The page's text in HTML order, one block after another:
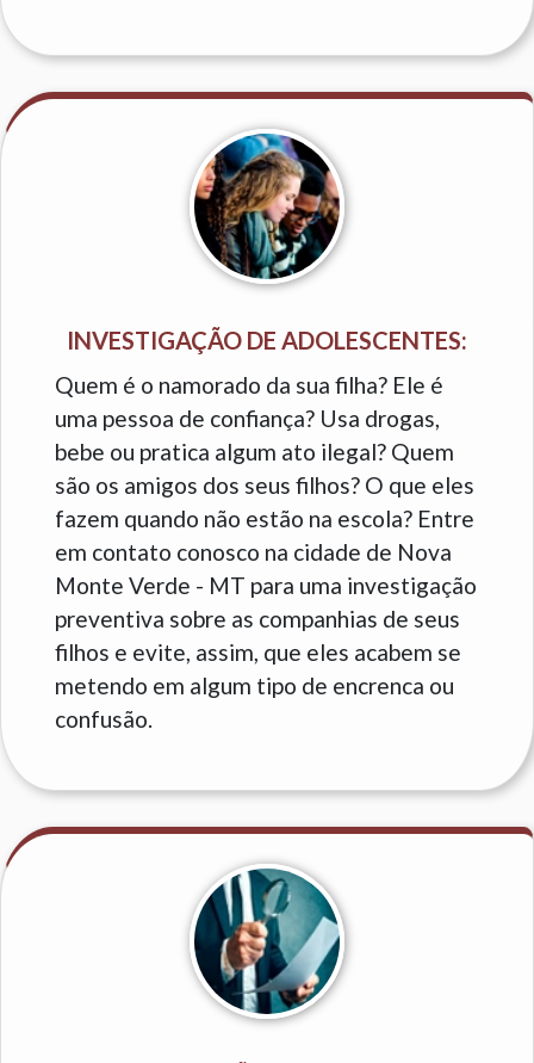
INVESTIGAÇÃO DE ADOLESCENTES:
Quem é o namorado da sua filha? Ele é
uma pessoa de confiança? Usa drogas,
bebe ou pratica algum ato ilegal? Quem
são os amigos dos seus filhos? O que eles
fazem quando não estão na escola? Entre
em contato conosco na cidade de Nova
Monte Verde - MT para uma investigação
preventiva sobre as companhias de seus
filhos e evite, assim, que eles acabem se
metendo em algum tipo de encrenca ou
confusão.